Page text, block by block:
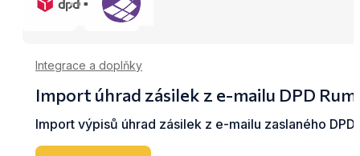
Integrace a doplňky
Import úhrad zásilek z e-mailu DPD
Import výpisů úhrad zásilek z e-mailu zaslaného